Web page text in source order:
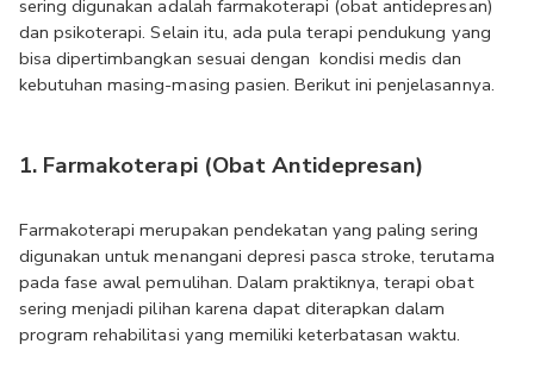
sering digunakan adalah farmakoterapi (obat antidepresan)
dan psikoterapi. Selain itu, ada pula terapi pendukung yang
bisa dipertimbangkan sesuai dengan  kondisi medis dan
kebutuhan masing-masing pasien. Berikut ini penjelasannya.
1. Farmakoterapi (Obat Antidepresan)
Farmakoterapi merupakan pendekatan yang paling sering
digunakan untuk menangani depresi pasca stroke, terutama
pada fase awal pemulihan. Dalam praktiknya, terapi obat
sering menjadi pilihan karena dapat diterapkan dalam
program rehabilitasi yang memiliki keterbatasan waktu.